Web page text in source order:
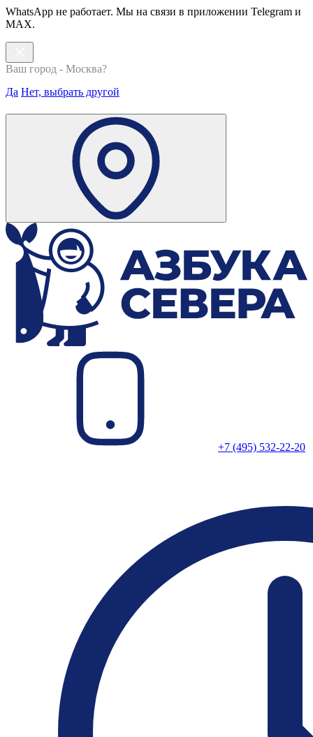
WhatsApp не работает. Мы на связи в приложении Telegram и
MAX.
Ваш город - Москва?
Да Нет, выбрать другой
+7 (495) 532-22-20